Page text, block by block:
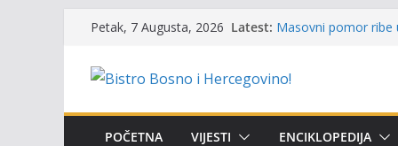
content
Petak, 7 Augusta, 2026 Latest: Masovni pomor ribe
Poziv za učešće u
Obavještenje
osobe sa invaliditetom
POČETNA VIJESTI ENCIKLOPEDIJA